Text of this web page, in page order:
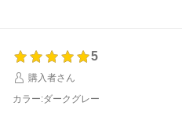
を開始してください。
今後も変わらぬご愛顧のほど、よろ
5
購入者さん
カラー:ダークグレー